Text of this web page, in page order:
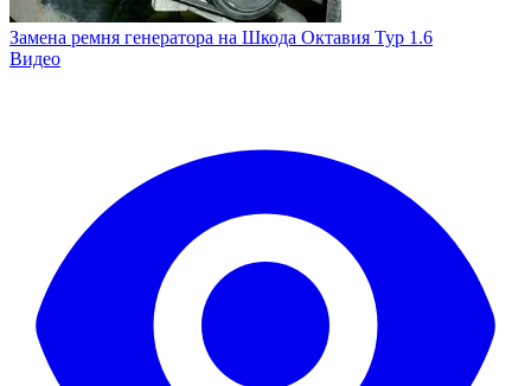
Замена ремня генератора на Шкода Октавия Тур 1.6
Видео